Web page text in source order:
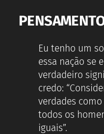
Eu tenho um
essa nação se
verdadeiro
credo:
verdades
todos os
iguais”.